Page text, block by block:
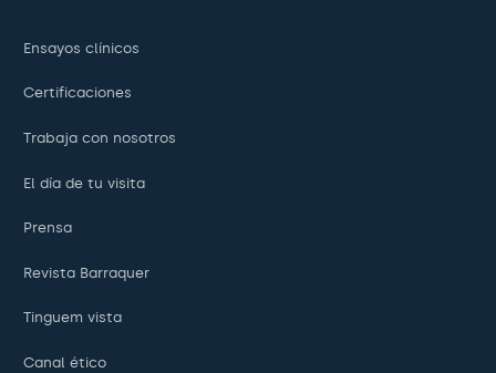
Ensayos clínicos
Certificaciones
Trabaja con nosotros
El día de tu visita
Prensa
Revista Barraquer
Tinguem vista
Canal ético